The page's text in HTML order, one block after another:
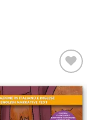
Aggiungi
alla lista
dei
desideri